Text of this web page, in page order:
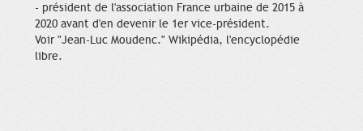
- président de l'association France urbaine de 2015 à
2020 avant d'en devenir le 1er vice-président.
Voir "Jean-Luc Moudenc." Wikipédia, l'encyclopédie
libre.